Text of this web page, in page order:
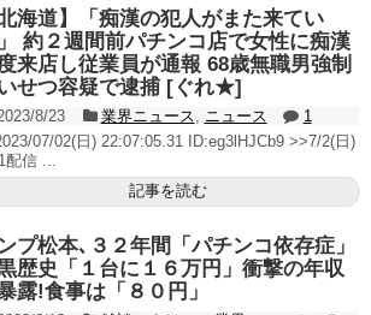
北海道】「痴漢の犯人がまた来てい
約２週間前パチンコ店で女性に痴漢
来店し従業員が通報 68歳無職男強制
せつ容疑で逮捕 [ぐれ★]
8/23 業界ニュース, ニュース
1
07/02(日) 22:07:05.31 ID:eg3lHJCb9 >>7/2(日)
配信 ...
記事を読む
プ松本､３２年間「パチンコ依存症」
歴史「１台に１６万円」衝撃の年収
露!食事は「８０円」